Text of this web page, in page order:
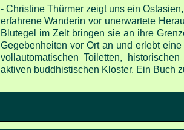
- Christine Thürmer zeigt uns ein
erfahrene Wanderin vor unerwartete
Blutegel im Zelt bringen sie an ihre
Gegebenheiten vor Ort an und erlebt
vollautomatischen Toiletten,
aktiven buddhistischen Kloster. Ein Buch